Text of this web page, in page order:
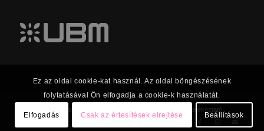
© 2023 UBM Csoport Befektetői kapcsolatok | Adatkezelési tájékoztató
Ez az oldal cookie-kat használ. Az oldal böngészésének
folytatásával Ön elfogadja a cookie-k használatát.
Elfogadás Csak az értesítések elrejtése Beállítások